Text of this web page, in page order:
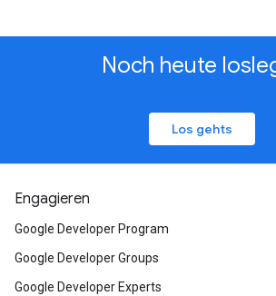
Noch heute
Los gehts
Engagieren
Google Developer Program
Google Developer Groups
Google Developer Experts